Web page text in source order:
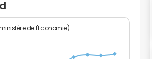
de l'Economie)